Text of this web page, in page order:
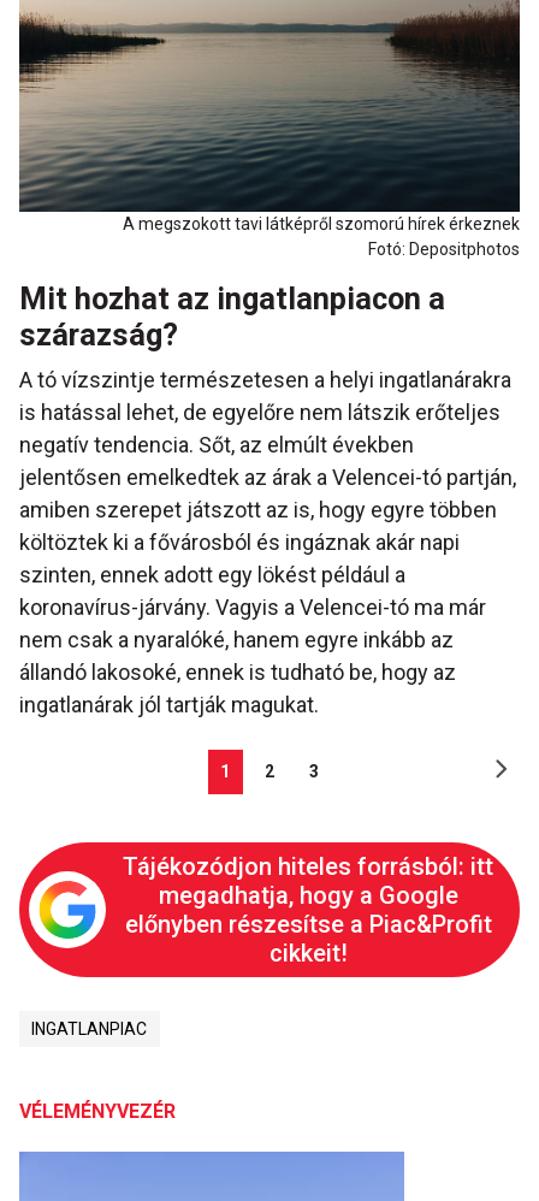
A megszokott tavi látképről szomorú hírek érkeznek
Fotó: Depositphotos
Mit hozhat az ingatlanpiacon a
szárazság?
A tó vízszintje természetesen a helyi ingatlanárakra
is hatással lehet, de egyelőre nem látszik erőteljes
negatív tendencia. Sőt, az elmúlt években
jelentősen emelkedtek az árak a Velencei-tó partján,
amiben szerepet játszott az is, hogy egyre többen
költöztek ki a fővárosból és ingáznak akár napi
szinten, ennek adott egy lökést például a
koronavírus-járvány. Vagyis a Velencei-tó ma már
nem csak a nyaralóké, hanem egyre inkább az
állandó lakosoké, ennek is tudható be, hogy az
ingatlanárak jól tartják magukat.
1 2 3
Tájékozódjon hiteles forrásból: itt
megadhatja, hogy a Google
előnyben részesítse a Piac&Profit
cikkeit!
INGATLANPIAC
VÉLEMÉNYVEZÉR